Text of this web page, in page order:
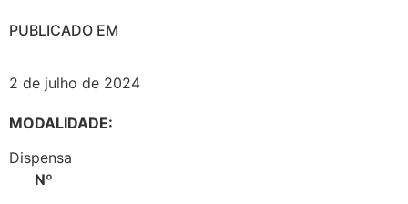
PUBLICADO EM
2 de julho de 2024
MODALIDADE:
Dispensa
Nº